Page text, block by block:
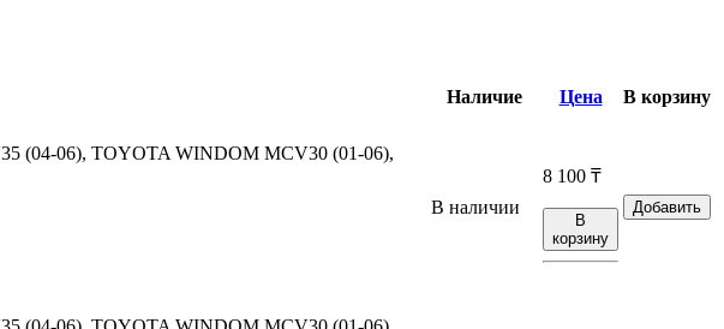
Наличие Цена В корзину
(04-06), TOYOTA WINDOM MCV30 (01-06),
В наличии
8 100 ₸
В
корзину
Добавить